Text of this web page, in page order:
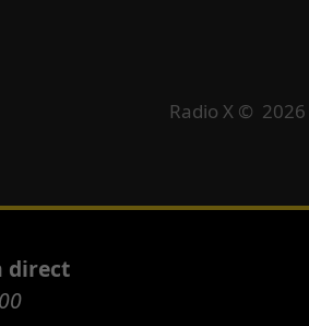
Radio X © 2026
direct